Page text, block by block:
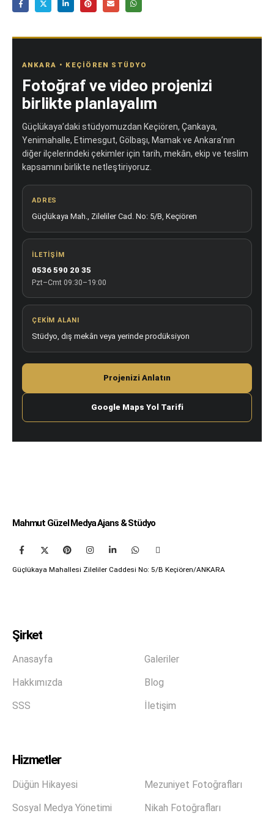
ANKARA • KEÇIÖREN STÜDYO
Fotoğraf ve video projenizi
birlikte planlayalım
Güçlükaya’daki stüdyomuzdan Keçiören, Çankaya,
Yenimahalle, Etimesgut, Gölbaşı, Mamak ve Ankara’nın
diğer ilçelerindeki çekimler için tarih, mekân, ekip ve teslim
kapsamını birlikte netleştiriyoruz.
ADRES
Güçlükaya Mah., Zileliler Cad. No: 5/B, Keçiören
İLETIŞIM
0536 590 20 35
Pzt–Cmt 09:30–19:00
ÇEKIM ALANI
Stüdyo, dış mekân veya yerinde prodüksiyon
Projenizi Anlatın
Google Maps Yol Tarifi
Mahmut Güzel Medya Ajans & Stüdyo
Güçlükaya Mahallesi Zileliler Caddesi No: 5/B Keçiören/ANKARA
Şirket
Anasayfa
Hakkımızda
SSS
Galeriler
Blog
İletişim
Hizmetler
Düğün Hikayesi
Sosyal Medya Yönetimi
Mezuniyet Fotoğrafları
Nikah Fotoğrafları